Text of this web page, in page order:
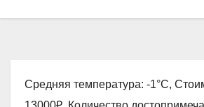
Средняя температура: -1°C,